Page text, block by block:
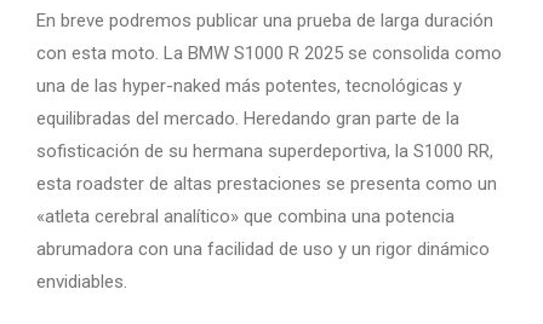
En breve podremos publicar una prueba de larga duración
con esta moto. La BMW S1000 R 2025 se consolida como
una de las hyper-naked más potentes, tecnológicas y
equilibradas del mercado. Heredando gran parte de la
sofisticación de su hermana superdeportiva, la S1000 RR,
esta roadster de altas prestaciones se presenta como un
«atleta cerebral analítico» que combina una potencia
abrumadora con una facilidad de uso y un rigor dinámico
envidiables.